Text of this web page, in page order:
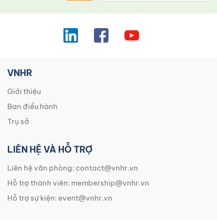
VNHR
Giới thiệu
Ban điều hành
Trụ sở
LIÊN HỆ VÀ HỖ TRỢ
Liên hệ văn phòng: contact@vnhr.vn
Hỗ trợ thành viên: membership@vnhr.vn
Hỗ trợ sự kiện: event@vnhr.vn